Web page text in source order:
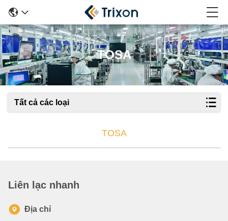
TOSA
Tất cả các loại
TOSA
Liên lạc nhanh
Địa chỉ